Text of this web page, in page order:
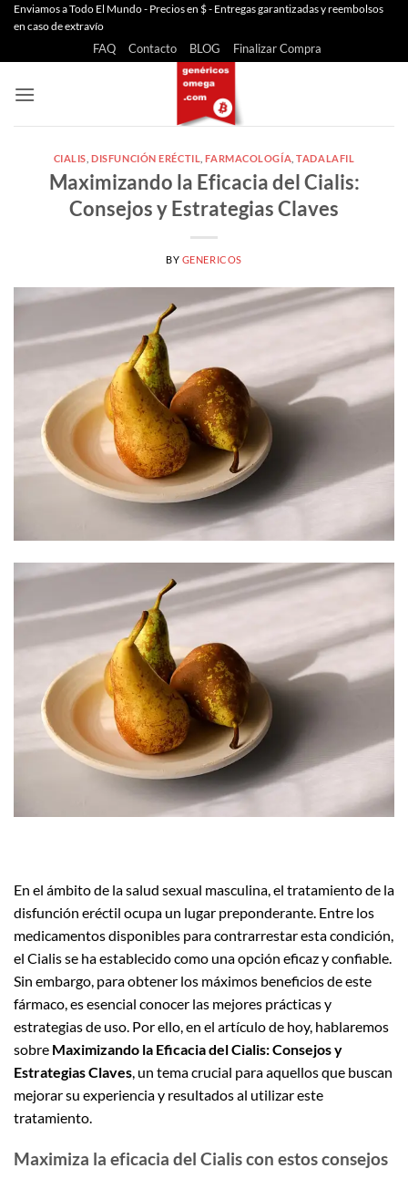
Saltar
Enviamos a Todo El Mundo - Precios en $ - Entregas garantizadas y reembolsos
en caso de extravío
FAQ Contacto BLOG Finalizar Compra
CIALIS ,DISFUNCIÓN ERÉCTIL ,FARMACOLOGÍA ,TADALAFIL
Maximizando la Eficacia del Cialis:
Consejos y Estrategias Claves
BY GENERICOS
En el ámbito de la salud sexual masculina, el tratamiento de la
disfunción eréctil ocupa un lugar preponderante. Entre los
medicamentos disponibles para contrarrestar esta condición,
el Cialis se ha establecido como una opción eficaz y confiable.
Sin embargo, para obtener los máximos beneficios de este
fármaco, es esencial conocer las mejores prácticas y
estrategias de uso. Por ello, en el artículo de hoy, hablaremos
sobre Maximizando la Eficacia del Cialis: Consejos y
Estrategias Claves, un tema crucial para aquellos que buscan
mejorar su experiencia y resultados al utilizar este
tratamiento.
Maximiza la eficacia del Cialis con estos consejos